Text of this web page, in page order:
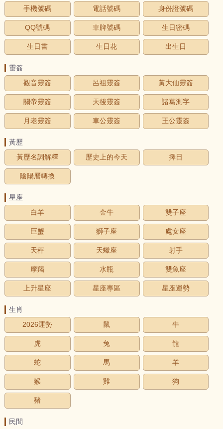
手機號碼
電話號碼 身份證號碼
QQ號碼 車牌號碼 生日密碼
生日書 生日花 出生日
靈簽
觀音靈簽
呂祖靈簽 黃大仙靈簽
關帝靈簽 天後靈簽 諸葛測字
月老靈簽 車公靈簽 王公靈簽
黃歷
黃歷名詞解釋
歷史上的今天 擇日
陰陽曆轉換
星座
白羊
金牛 雙子座
巨蟹 獅子座 處女座
天秤 天蠍座 射手
摩羯 水瓶 雙魚座
上升星座 星座專區 星座運勢
生肖
2026運勢
鼠 牛
虎 兔 龍
蛇 馬 羊
猴 雞 狗
豬
民間